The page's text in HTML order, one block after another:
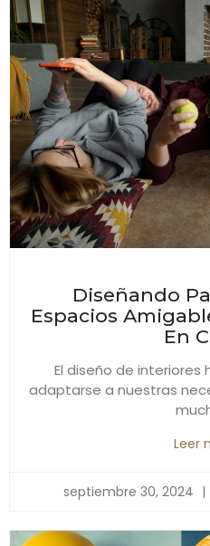
Diseñando
Espacios
En
El diseño de interiores
adaptarse a nuestras
Leer
septiembre 30, 2024